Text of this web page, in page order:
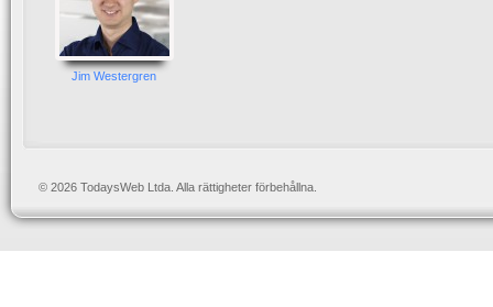
Jim Westergren
© 2026 TodaysWeb Ltda. Alla rättigheter förbehållna.